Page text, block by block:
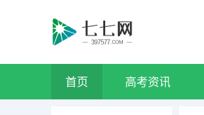
首页 高考资讯